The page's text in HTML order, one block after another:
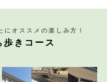
オススメの楽しみ方！
きコース